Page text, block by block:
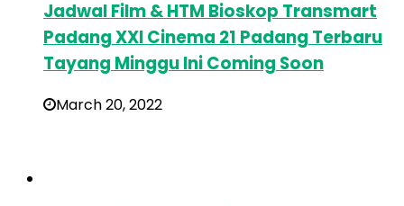
Jadwal Film & HTM Bioskop Transmart
Padang XXI Cinema 21 Padang Terbaru
Tayang Minggu Ini Coming Soon
March 20, 2022